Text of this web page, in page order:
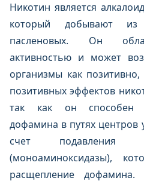
Никотин является
который добывают из
пасленовых. Он
активностью и может
организмы как
позитивных эффектов
так как он способен
дофамина в путях центров
счет подавления
(моноаминоксидазы),
расщепление